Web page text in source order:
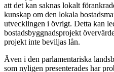
att det kan saknas lokalt
kunskap om den lokala
utvecklingen i övrigt. Detta kan
bostadsbyggnadsprojekt
projekt inte beviljas lån.
Även i den parlamentariska
som nyligen presenterades har